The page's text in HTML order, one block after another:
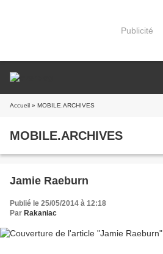
Publicité
Accueil » MOBILE.ARCHIVES
MOBILE.ARCHIVES
Jamie Raeburn
Publié le 25/05/2014 à 12:18
Par Rakaniac